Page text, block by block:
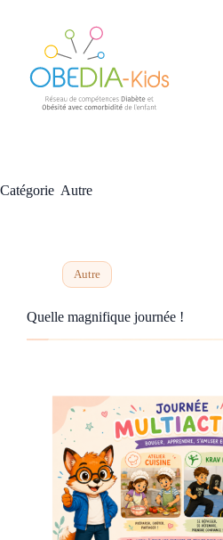
Catégorie Autre
Autre
Quelle magnifique journée !